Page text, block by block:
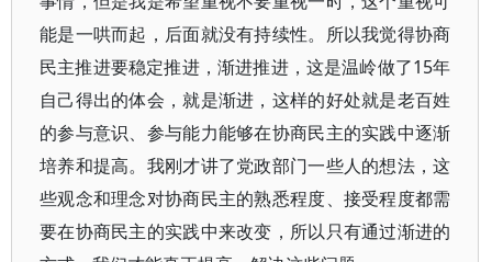
能是一哄而起，后面就没有持续性。所以我觉得协商
民主推进要稳定推进，渐进推进，这是温岭做了15年
自己得出的体会，就是渐进，这样的好处就是老百姓
的参与意识、参与能力能够在协商民主的实践中逐渐
培养和提高。我刚才讲了党政部门一些人的想法，这
些观念和理念对协商民主的熟悉程度、接受程度都需
要在协商民主的实践中来改变，所以只有通过渐进的